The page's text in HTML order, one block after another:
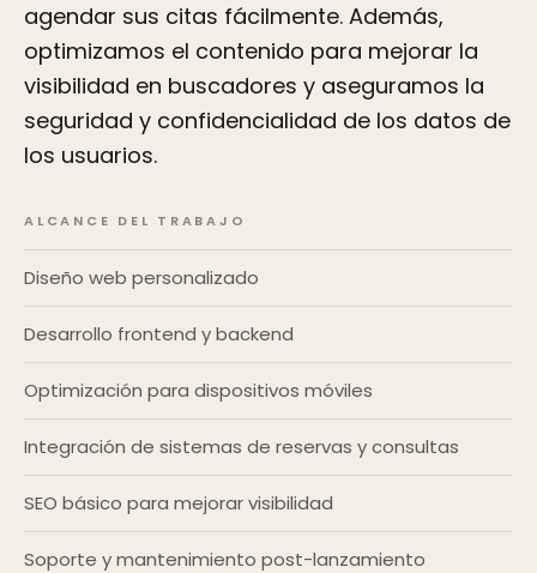
agendar sus citas fácilmente. Además,
optimizamos el contenido para mejorar la
visibilidad en buscadores y aseguramos la
seguridad y confidencialidad de los datos de
los usuarios.
ALCANCE DEL TRABAJO
Diseño web personalizado
Desarrollo frontend y backend
Optimización para dispositivos móviles
Integración de sistemas de reservas y consultas
SEO básico para mejorar visibilidad
Soporte y mantenimiento post-lanzamiento